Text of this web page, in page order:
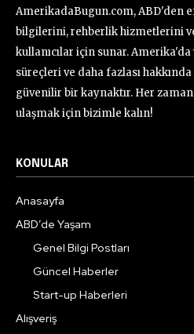
AmerikadaBugun.com, ABD'den
bilgilerini, rehberlik hizmetlerini
kullanıcılar için sunar. Amerika'da
süreçleri ve daha fazlası
güvenilir bir kaynaktır. Her
ulaşmak için bizimle kalın!
KONULAR
Anasayfa
ABD’de Yaşam
Genel Bilgi Postları
Güncel Haberler
Start-up Haberleri
Alışveriş